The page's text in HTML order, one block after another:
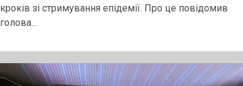
кроків зі стримування епідемії. Про це повідомив
голова...